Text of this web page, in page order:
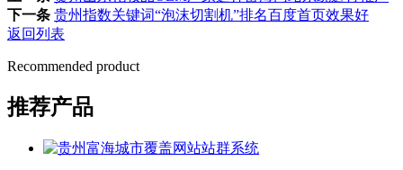
下一条 贵州指数关键词“泡沫切割机”排名百度首页效果好
返回列表
Recommended product
推荐产品